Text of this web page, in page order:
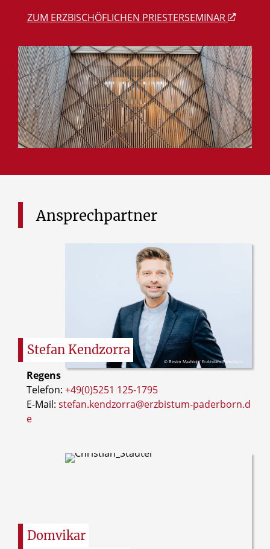
ZUM ERZBISCHÖFLICHEN PRIESTERSEMINAR
Ansprechpartner
© Besim Mazhiqi / Erzbistum Paderborn
Stefan Kendzorra
Regens
Telefon: +49(0)5251 125-1795
E-Mail: stefan.kendzorra@erzbistum-paderborn.d
e
Domvikar